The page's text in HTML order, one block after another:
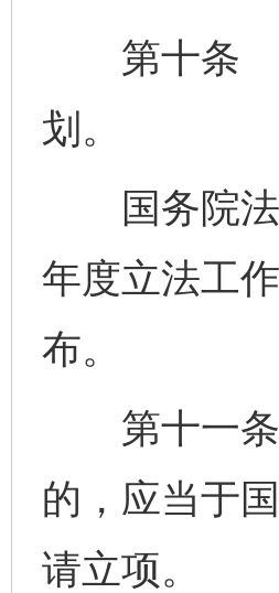
第十条 国
划。
国务院法
年度立法工
布。
第十一条
的，应当于
请立项。